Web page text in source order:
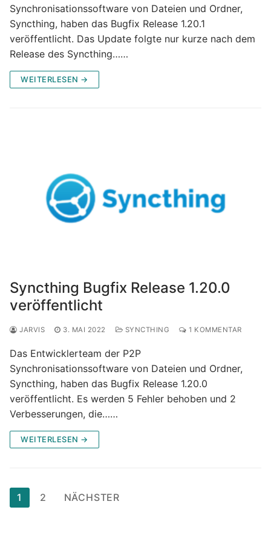
Synchronisationssoftware von Dateien und Ordner,
Syncthing, haben das Bugfix Release 1.20.1
veröffentlicht. Das Update folgte nur kurze nach dem
Release des Syncthing……
WEITERLESEN →
Syncthing Bugfix Release 1.20.0
veröffentlicht
JARVIS 3. MAI 2022 SYNCTHING 1 KOMMENTAR
Das Entwicklerteam der P2P
Synchronisationssoftware von Dateien und Ordner,
Syncthing, haben das Bugfix Release 1.20.0
veröffentlicht. Es werden 5 Fehler behoben und 2
Verbesserungen, die……
WEITERLESEN →
Seitennummerierung
der
1 2 NÄCHSTER